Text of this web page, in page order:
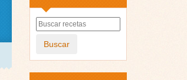
Buscar